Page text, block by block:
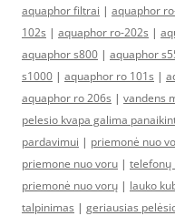
aquaphor filtrai | aquaphor
102s | aquaphor ro-202s |
aquaphor s800 | aquaphor
s1000 | aquaphor ro 101s |
aquaphor ro 206s | vandens
pelesio kvapa galima
pardavimui | priemonė nuo
priemone nuo voru | telefonų
priemonė nuo vorų | lauko
talpinimas | geriausias